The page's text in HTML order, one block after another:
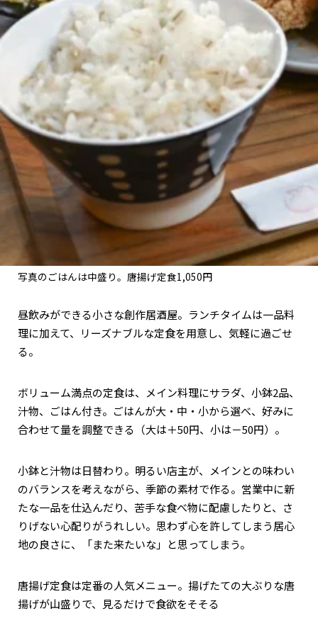
CULTURE
すべて
関西で開催。
おすすめの展覧会
おすすめの映画
誠光社で選びました。
おすすめの本
紹介します。
おすすめのイベント
写真のごはんは中盛り。唐揚げ定食1,050円
昼飲みができる小さな創作居酒屋。ランチタイムは一品料
理に加えて、リーズナブルな定食を用意し、気軽に過ごせ
る。
ボリューム満点の定食は、メイン料理にサラダ、小鉢2品、
汁物、ごはん付き。ごはんが大・中・小から選べ、好みに
合わせて量を調整できる（大は＋50円、小は－50円）。
小鉢と汁物は日替わり。明るい店主が、メインとの味わい
のバランスを考えながら、季節の素材で作る。営業中に新
たな一品を仕込んだり、苦手な食べ物に配慮したりと、さ
りげない心配りがうれしい。思わず心を許してしまう居心
地の良さに、「また来たいな」と思ってしまう。
唐揚げ定食は定番の人気メニュー。揚げたての大ぶりな唐
揚げが山盛りで、見るだけで食欲をそそる